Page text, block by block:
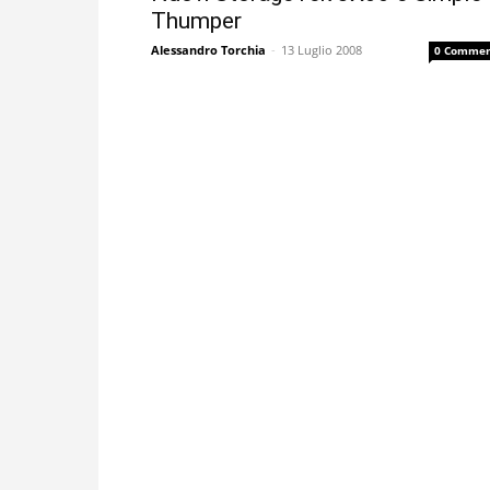
Thumper
Alessandro Torchia - 13 Luglio 2008 0